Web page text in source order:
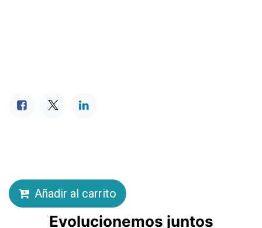
Añadir al carrito
Evolucionemos juntos